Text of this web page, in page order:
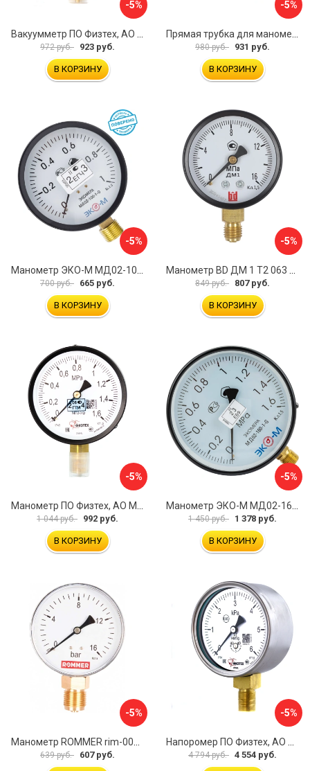
-5%
972 руб. 923 руб.
В КОРЗИНУ
-5%
980 руб. 931 руб.
В КОРЗИНУ
-5%
700 руб. 665 руб.
В КОРЗИНУ
-5%
849 руб. 807 руб.
В КОРЗИНУ
-5%
Манометр ПО Физтех, АО МП3-Уф 4687205178350
1 044 руб. 992 руб.
В КОРЗИНУ
-5%
Манометр ЭКО-М МД02-160-G-1,6МПа
1 450 руб. 1 378 руб.
В КОРЗИНУ
-5%
639 руб. 607 руб.
-5%
4 794 руб. 4 554 руб.